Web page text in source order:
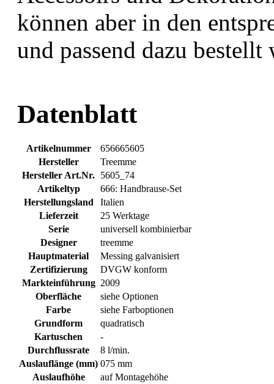
können aber in den
und passend dazu bestellt
Datenblatt
Artikelnummer
656665605
Hersteller
Treemme
Hersteller Art.Nr. 5605_74
Artikeltyp
666: Handbrause-Set
Herstellungsland
Italien
Lieferzeit
25 Werktage
Serie
universell kombinierbar
Designer
treemme
Hauptmaterial
Messing galvanisiert
Zertifizierung
DVGW konform
Markteinführung 2009
Oberfläche
siehe Optionen
Farbe
siehe Farboptionen
Grundform
quadratisch
Kartuschen
-
Durchflussrate
8 l/min.
Auslauflänge (mm) 075 mm
Auslaufhöhe
auf Montagehöhe